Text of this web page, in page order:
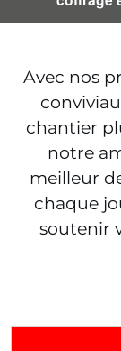
Avec nos
chantier
notre
meilleur
chaque
soutenir